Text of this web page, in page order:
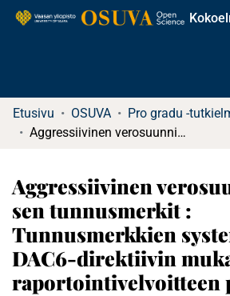
Etusivu OSUVA
Aggressiivinen verosuunnittelu ja sen tunnusmerkit : Tunnusmerkkien systematisointi DAC6-direktiivin mukaisen raportointivelvoitteen pohjalta
Aggressiivinen
sen tunnusmerkit :
Tunnusmerkkien
DAC6-direktiivin
raportointivelvoitteen